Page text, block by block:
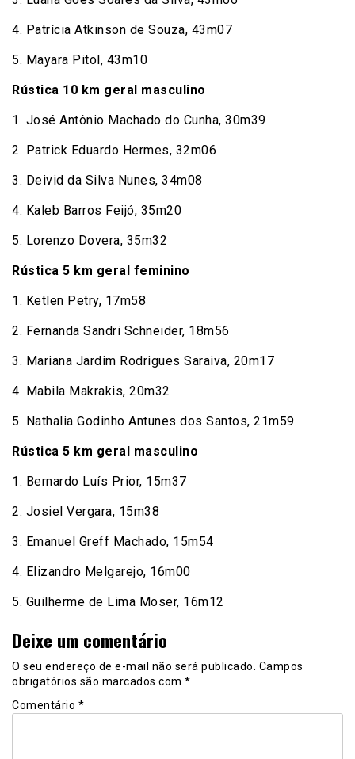
4. Patrícia Atkinson de Souza, 43m07
5. Mayara Pitol, 43m10
Rústica 10 km geral masculino
1. José Antônio Machado do Cunha, 30m39
2. Patrick Eduardo Hermes, 32m06
3. Deivid da Silva Nunes, 34m08
4. Kaleb Barros Feijó, 35m20
5. Lorenzo Dovera, 35m32
Rústica 5 km geral feminino
1. Ketlen Petry, 17m58
2. Fernanda Sandri Schneider, 18m56
3. Mariana Jardim Rodrigues Saraiva, 20m17
4. Mabila Makrakis, 20m32
5. Nathalia Godinho Antunes dos Santos, 21m59
Rústica 5 km geral masculino
1. Bernardo Luís Prior, 15m37
2. Josiel Vergara, 15m38
3. Emanuel Greff Machado, 15m54
4. Elizandro Melgarejo, 16m00
5. Guilherme de Lima Moser, 16m12
Deixe um comentário
O seu endereço de e-mail não será publicado. Campos
obrigatórios são marcados com *
Comentário *